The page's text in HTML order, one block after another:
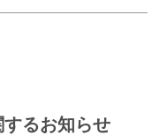
るお知らせ